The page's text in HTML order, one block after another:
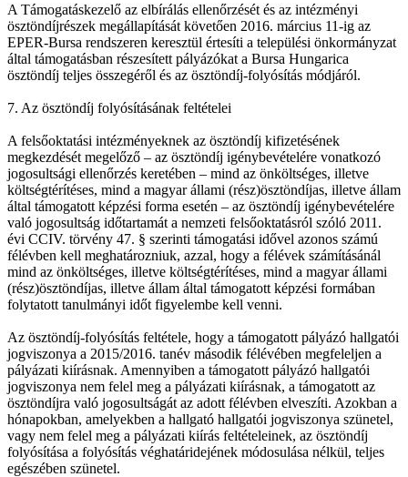
A Támogatáskezelő az elbírálás ellenőrzését és az intézményi
ösztöndíjrészek megállapítását követően 2016. március 11-ig az
EPER-Bursa rendszeren keresztül értesíti a települési önkormányzat
által támogatásban részesített pályázókat a Bursa Hungarica
ösztöndíj teljes összegéről és az ösztöndíj-folyósítás módjáról.
7. Az ösztöndíj folyósításának feltételei
A felsőoktatási intézményeknek az ösztöndíj kifizetésének
megkezdését megelőző – az ösztöndíj igénybevételére vonatkozó
jogosultsági ellenőrzés keretében – mind az önköltséges, illetve
költségtérítéses, mind a magyar állami (rész)ösztöndíjas, illetve állam
által támogatott képzési forma esetén – az ösztöndíj igénybevételére
való jogosultság időtartamát a nemzeti felsőoktatásról szóló 2011.
évi CCIV. törvény 47. § szerinti támogatási idővel azonos számú
félévben kell meghatározniuk, azzal, hogy a félévek számításánál
mind az önköltséges, illetve költségtérítéses, mind a magyar állami
(rész)ösztöndíjas, illetve állam által támogatott képzési formában
folytatott tanulmányi időt figyelembe kell venni.
Az ösztöndíj-folyósítás feltétele, hogy a támogatott pályázó hallgatói
jogviszonya a 2015/2016. tanév második félévében megfeleljen a
pályázati kiírásnak. Amennyiben a támogatott pályázó hallgatói
jogviszonya nem felel meg a pályázati kiírásnak, a támogatott az
ösztöndíjra való jogosultságát az adott félévben elveszíti. Azokban a
hónapokban, amelyekben a hallgató hallgatói jogviszonya szünetel,
vagy nem felel meg a pályázati kiírás feltételeinek, az ösztöndíj
folyósítása a folyósítás véghatáridejének módosulása nélkül, teljes
egészében szünetel.